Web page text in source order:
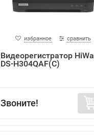
избранное сравнить
Видеорегистратор
DS-H304QAF(C)
Звоните!